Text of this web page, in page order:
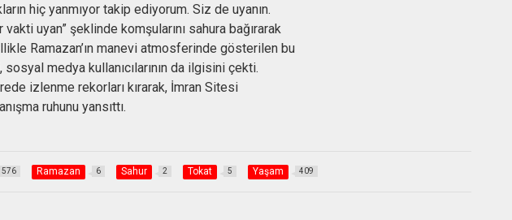
hiç yanmıyor takip ediyorum. Siz de uyanın.
uyan” şeklinde komşularını sahura bağırarak
Ramazan’ın manevi atmosferinde gösterilen bu
medya kullanıcılarının da ilgisini çekti.
izlenme rekorları kırarak, İmran Sitesi
ruhunu yansıttı.
576 Ramazan 6 Sahur 2 Tokat 5 Yaşam 409